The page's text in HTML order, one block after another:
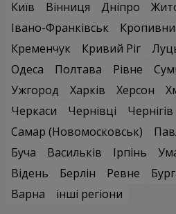
Київ
Вінниця Дніпро
Івано-Франківськ
Кременчук
Кривий Ріг
Одеса
Полтава Рівне
Ужгород
Харків Херсон
Черкаси
Чернівці
Чернігів
Самар (Новомосковськ)
Буча
Васильків Ірпінь
Відень
Берлін Ревне
Варна
інші регіони